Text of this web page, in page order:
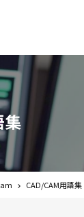
CAD/CAM用語集